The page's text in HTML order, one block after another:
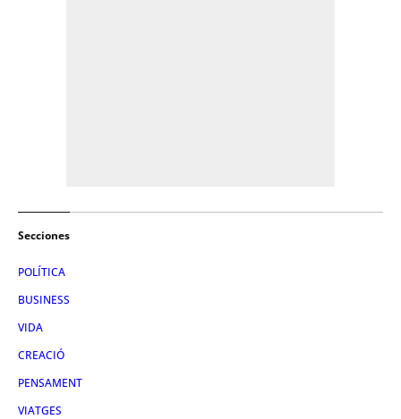
Secciones
POLÍTICA
BUSINESS
VIDA
CREACIÓ
PENSAMENT
VIATGES